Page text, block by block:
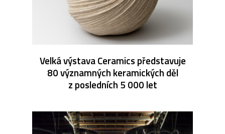
Velká výstava Ceramics představuje
80 významných keramických děl
z posledních 5 000 let